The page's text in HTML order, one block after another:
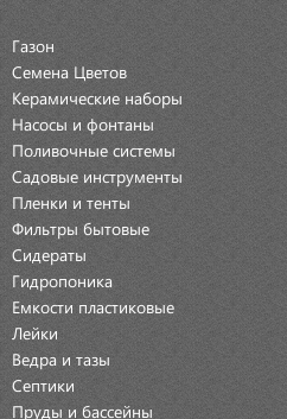
Газон
Семена Цветов
Керамические наборы
Насосы и фонтаны
Поливочные системы
Садовые инструменты
Пленки и тенты
Фильтры бытовые
Сидераты
Гидропоника
Емкости пластиковые
Лейки
Ведра и тазы
Септики
Пруды и бассейны